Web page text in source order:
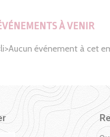
À VENIR
événement à cet